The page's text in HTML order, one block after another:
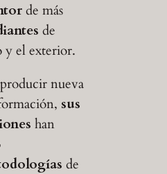
de más
de
y el exterior.
nueva
sus
han
de